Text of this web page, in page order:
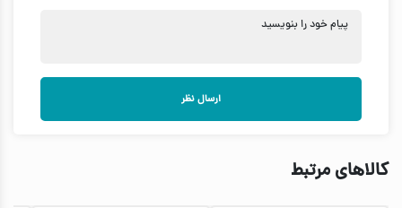
پیام خود را بنویسید
ارسال نظر
کالاهای مرتبط